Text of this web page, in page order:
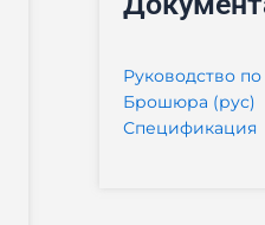
Руководство
Брошюра (рус)
Спецификация